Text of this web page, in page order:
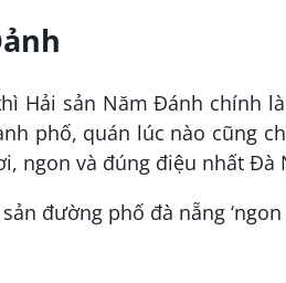
Hải sản Năm Đánh chính
phố, quán lúc nào cũng
ngon và đúng điệu nhất Đà